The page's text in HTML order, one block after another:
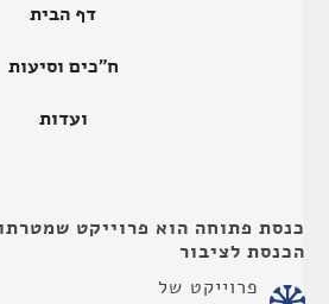
דף הבית
ח"כים וסיעות
ועדות
כנסת פתוחה הוא פרוייקט
הכנסת לציבור
פרוייקט של